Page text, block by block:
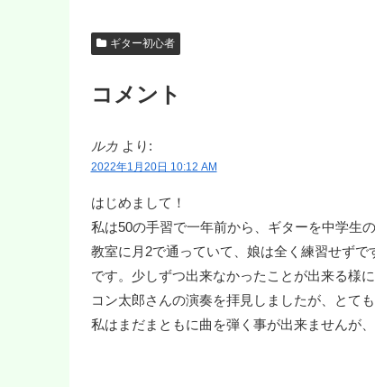
ギター初心者
コメント
ルカ より:
2022年1月20日 10:12 AM
はじめまして！
私は50の手習で一年前から、ギターを中学生
教室に月2で通っていて、娘は全く練習せず
です。少しずつ出来なかったことが出来る様
コン太郎さんの演奏を拝見しましたが、とて
私はまだまともに曲を弾く事が出来ませんが